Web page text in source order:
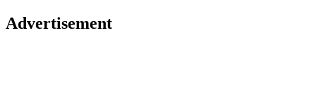
Advertisement